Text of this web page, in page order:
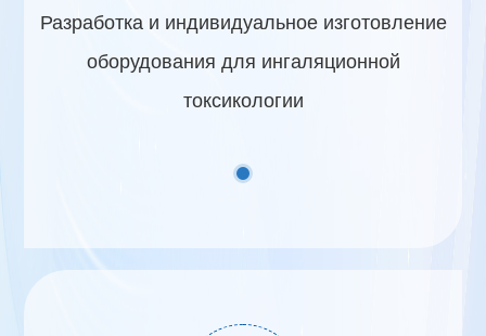
Разработка и индивидуальное изготовление
оборудования для ингаляционной
токсикологии